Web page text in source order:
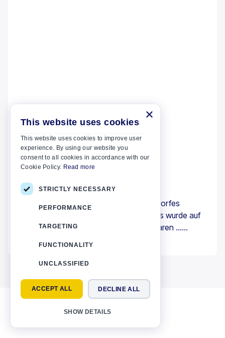
02 JANUAR 2024 Kreta
Kloster Arkadi
Das Kloster Arkadi liegt in der Nähe des Dorfes
Amnatos, 23 km östlich von Rethymno. Es wurde auf
einer Höhe von 500 m auf einem fruchtbaren ...
Mehr lesen
×
This website uses cookies
This website uses cookies to improve user
experience. By using our website you
consent to all cookies in accordance with our
Cookie Policy. Read more
STRICTLY NECESSARY
PERFORMANCE
TARGETING
FUNCTIONALITY
UNCLASSIFIED
ACCEPT ALL DECLINE ALL
SHOW DETAILS